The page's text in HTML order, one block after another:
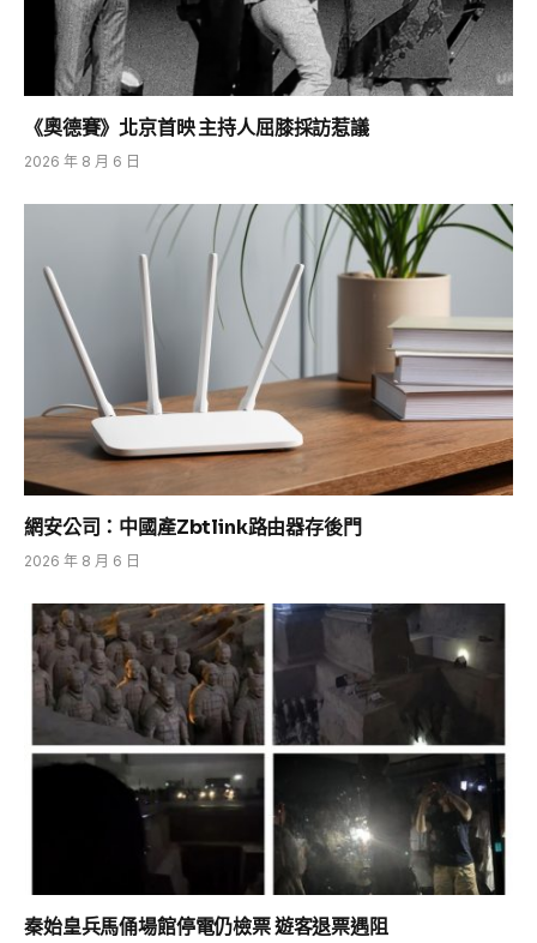
《奧德賽》北京首映 主持人屈膝採訪惹議
2026 年 8 月 6 日
網安公司：中國產Zbtlink路由器存後門
2026 年 8 月 6 日
秦始皇兵馬俑場館停電仍檢票 遊客退票遇阻